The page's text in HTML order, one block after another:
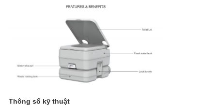
Thông số kỹ thuật